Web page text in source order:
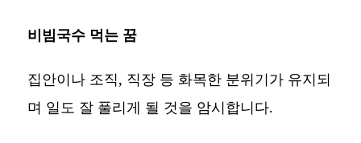
비빔국수 먹는 꿈
집안이나 조직, 직장 등 화목한 분위기가 유지되
며 일도 잘 풀리게 될 것을 암시합니다.